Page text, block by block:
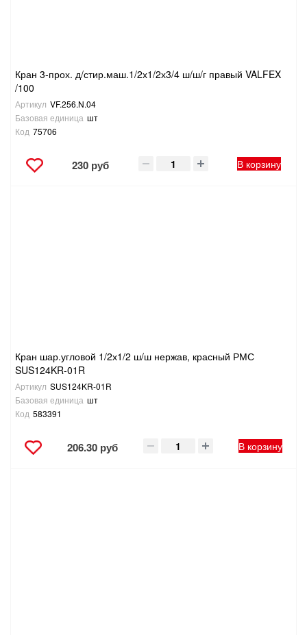
Кран 3-прох. д/стир.маш.1/2х1/2х3/4 ш/ш/г правый VALFEX
/100
Артикул VF.256.N.04
Базовая единица шт
Код 75706
230 руб В корзину
Кран шар.угловой 1/2х1/2 ш/ш нержав, красный РМС
SUS124KR-01R
Артикул SUS124KR-01R
Базовая единица шт
Код 583391
206.30 руб В корзину